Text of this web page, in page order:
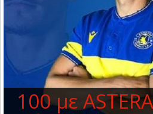
100 με